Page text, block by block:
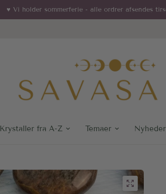
♥︎ Vi holder sommerferie - alle ordrer afsendes
Krystaller fra A-Z Temaer Nyheder